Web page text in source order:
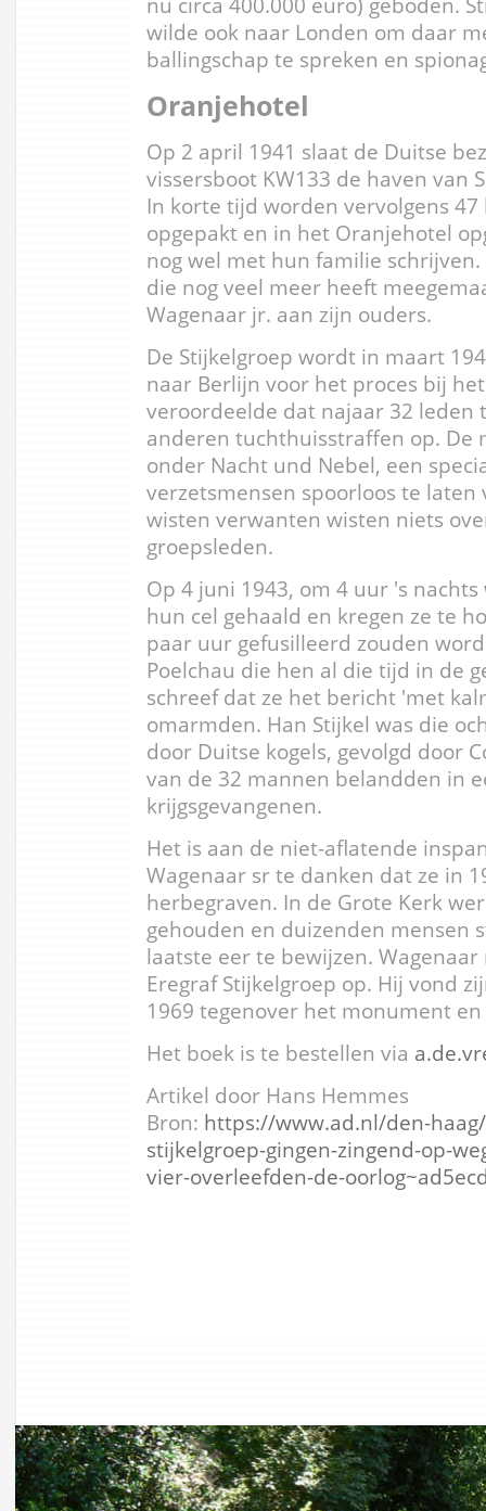
wilde ook naar Londen om daar
ballingschap te spreken en
Oranjehotel
Op 2 april 1941 slaat de Duitse
vissersboot KW133 de haven van
In korte tijd worden vervolgens
opgepakt en in het Oranjehotel
nog wel met hun familie
die nog veel meer heeft
Wagenaar jr. aan zijn ouders.
De Stijkelgroep wordt in maart
naar Berlijn voor het proces bij
veroordeelde dat najaar 32 leden
anderen tuchthuisstraffen op. De
onder Nacht und Nebel, een
verzetsmensen spoorloos te
wisten verwanten wisten niets
groepsleden.
Op 4 juni 1943, om 4 uur 's
hun cel gehaald en kregen ze te
paar uur gefusilleerd zouden
Poelchau die hen al die tijd in de
schreef dat ze het bericht 'met
omarmden. Han Stijkel was die
door Duitse kogels, gevolgd door
van de 32 mannen belandden in
krijgsgevangenen.
Het is aan de niet-aflatende
Wagenaar sr te danken dat ze in
herbegraven. In de Grote Kerk
gehouden en duizenden mensen
laatste eer te bewijzen.
Eregraf Stijkelgroep op. Hij vond
1969 tegenover het monument
Het boek is te bestellen via
Artikel door Hans Hemmes
Bron: https://www.ad.nl/den-
stijkelgroep-gingen-zingend-op-
vier-overleefden-de-